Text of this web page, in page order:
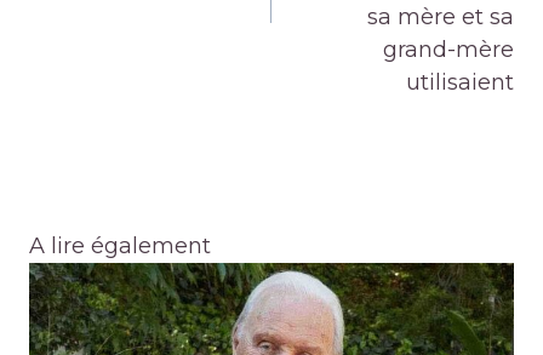
sa mère et sa
grand-mère
utilisaient
A lire également